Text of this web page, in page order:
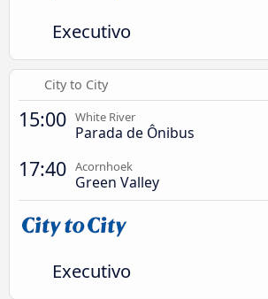
Executivo
City to City
15:00 White River
Parada de Ônibus
17:40 Acornhoek
Green Valley
Executivo